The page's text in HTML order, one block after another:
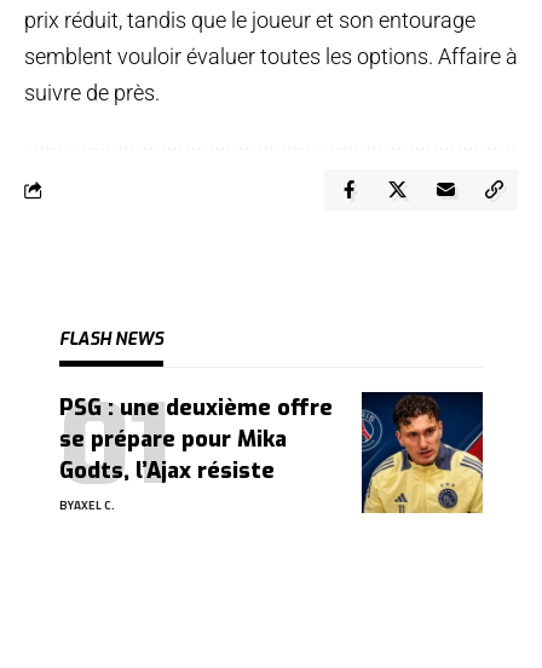
prix réduit, tandis que le joueur et son entourage
semblent vouloir évaluer toutes les options. Affaire à
suivre de près.
FLASH NEWS
PSG : une deuxième offre
se prépare pour Mika
Godts, l’Ajax résiste
BYAXEL C.